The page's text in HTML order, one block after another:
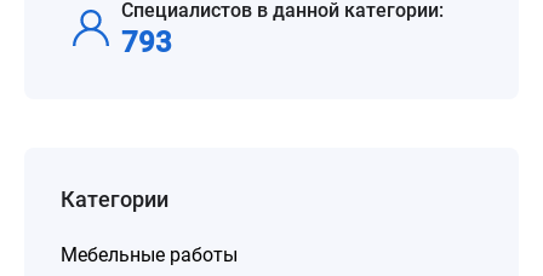
Специалистов в данной категории:
793
Категории
Мебельные работы